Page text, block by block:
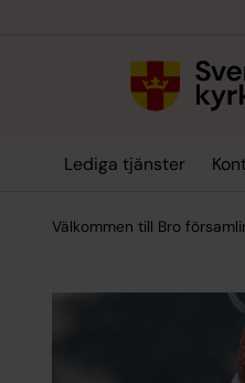
Lediga tjänster
Välkommen till Bro